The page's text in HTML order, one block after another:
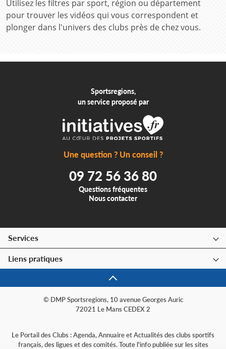
Utilisez les filtres par sport, région ou département
pour trouver les vidéos qui vous correspondent et
plonger dans l'univers des clubs près de chez vous.
Sportsregions,
un service proposé par
Une question ? Un conseil ?
09 72 56 36 80
Questions fréquentes
Nous contacter
Services
Liens pratiques
© DMP Sportsregions, 10 avenue Georges Auric
72021 Le Mans CEDEX 2
Le Portail des Clubs : Agenda, Annuaire et Actualités des clubs sportifs
français, des ligues et des comités. Toute l'info publiée sur les sites